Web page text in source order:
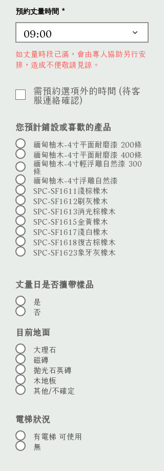
預約丈量時間
09:00
如丈量時段已滿，會由專人協助另行安
排，造成不便敬請見諒。
需預約選項外的時間 (待客
服連絡確認)
您預計鋪設或喜歡的產品
緬甸柚木-4寸平面耐磨漆 200條
緬甸柚木-4寸平面耐磨漆 400條
緬甸柚木-4寸輕浮雕自然漆 300
條
緬甸柚木-4寸浮雕自然漆
SPC-SF1611淺棕橡木
SPC-SF1612刷灰橡木
SPC-SF1613消光棕橡木
SPC-SF1615金黃橡木
SPC-SF1617淺白橡木
SPC-SF1618復古棕橡木
SPC-SF1623象牙灰橡木
丈量日是否攜帶樣品
是
否
目前地面
大理石
磁磚
拋光石英磚
木地板
其他/不確定
電梯狀況
有電梯 可使用
無